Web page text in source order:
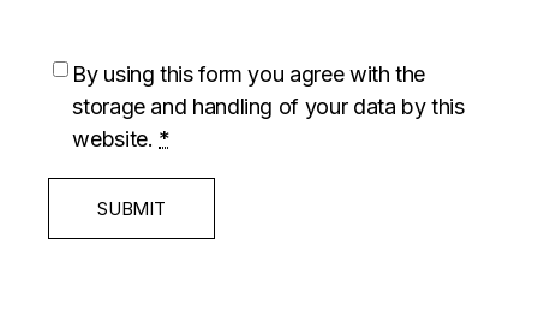
By using this form you agree with the
storage and handling of your data by this
website. *
SUBMIT